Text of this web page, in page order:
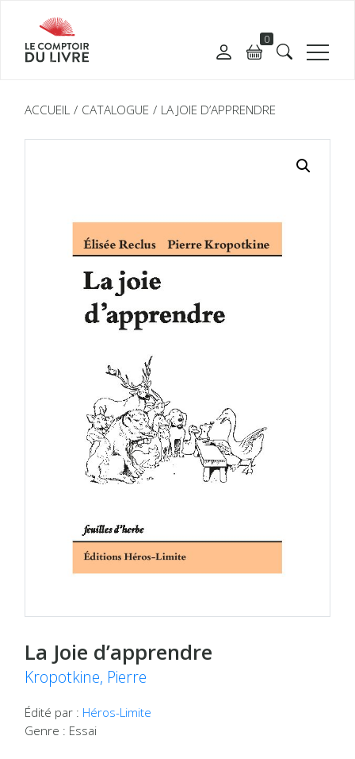
0
ACCUEIL CATALOGUE LA JOIE D’APPRENDRE
La Joie d’apprendre
Kropotkine, Pierre
Édité par : Héros-Limite
Genre : Essai